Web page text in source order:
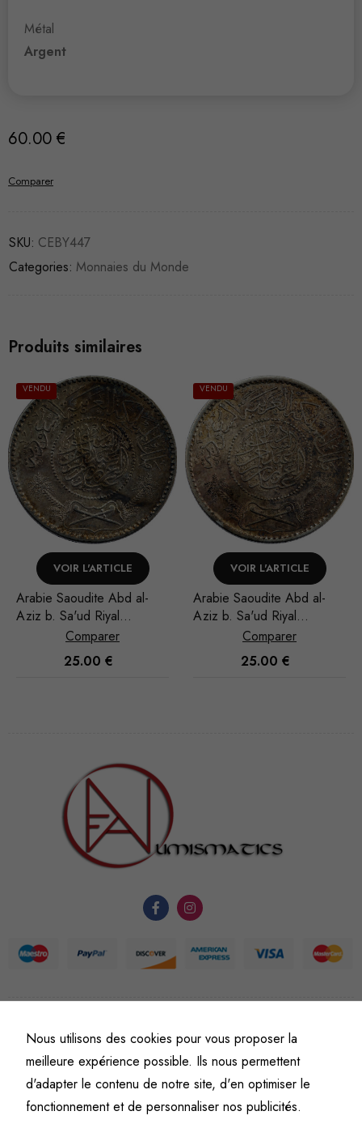
Métal
Argent
60.00 €
Comparer
SKU: CEBY447
Categories: Monnaies du Monde
Produits similaires
VENDU
VOIR L'ARTICLE
Arabie Saoudite Abd al-
Aziz b. Sa'ud Riyal
1935/AH 1354
Comparer
25.00 €
VENDU
VOIR L'ARTICLE
Arabie Saoudite Abd al-
Aziz b. Sa'ud Riyal
1935/AH 1354
Comparer
25.00 €
© Fine art numismatics
Politique de confidentialitéConditions générales de vente et d’utilisation
Mentions légales
Nous utilisons des cookies pour vous proposer la
meilleure expérience possible. Ils nous permettent
d'adapter le contenu de notre site, d'en optimiser le
fonctionnement et de personnaliser nos publicités.
nous
puissions
fonctionnalité
structure du
site Web, en
fonction de
l'usage qu'il
en est fait.